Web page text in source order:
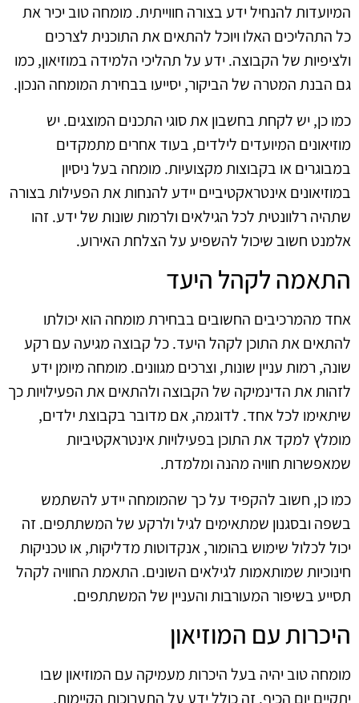
המיועדות להנחיל ידע בצורה חווייתית. מומחה טוב יכיר את
כל התהליכים האלו ויוכל להתאים את התוכנית לצרכים
ולציפיות של הקבוצה. ידע על תהליכי הלמידה במוזיאון, כמו
גם הבנת המטרה של הביקור, יסייעו בבחירת המומחה הנכון.
כמו כן, יש לקחת בחשבון את סוגי התכנים המוצגים. יש
מוזיאונים המיועדים לילדים, בעוד אחרים מתמקדים
במבוגרים או בקבוצות מקצועיות. מומחה בעל ניסיון
במוזיאונים אינטראקטיביים יידע להנחות את הפעילות בצורה
שתהיה רלוונטית לכל הגילאים ולרמות שונות של ידע. זהו
אלמנט חשוב שיכול להשפיע על הצלחת האירוע.
התאמה לקהל היעד
אחד מהמרכיבים החשובים בבחירת מומחה הוא יכולתו
להתאים את התוכן לקהל היעד. כל קבוצה מגיעה עם רקע
שונה, רמות עניין שונות, וצרכים מגוונים. מומחה מיומן ידע
לזהות את הדינמיקה של הקבוצה ולהתאים את הפעילויות כך
שיתאימו לכל אחד. לדוגמה, אם מדובר בקבוצת ילדים,
מומלץ למקד את התוכן בפעילויות אינטראקטיביות
שמאפשרות חוויה מהנה ומלמדת.
כמו כן, חשוב להקפיד על כך שהמומחה יידע להשתמש
בשפה ובסגנון שמתאימים לגיל ולרקע של המשתתפים. זה
יכול לכלול שימוש בהומור, אנקדוטות מדליקות, או טכניקות
חינוכיות שמותאמות לגילאים השונים. התאמת החוויה לקהל
תסייע בשיפור המעורבות והעניין של המשתתפים.
היכרות עם המוזיאון
מומחה טוב יהיה בעל היכרות מעמיקה עם המוזיאון שבו
יתקיים יום הכיף. זה כולל ידע על התערוכות הקיימות,